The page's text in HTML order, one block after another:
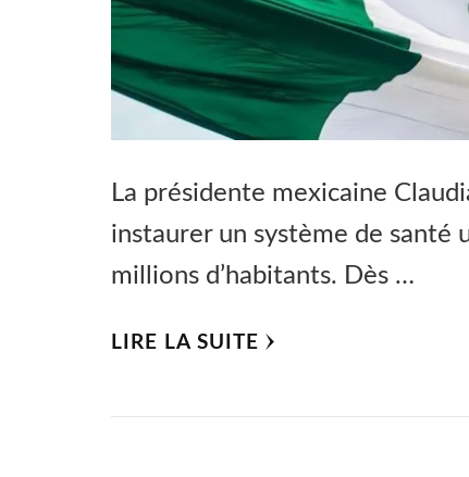
La présidente mexicaine
instaurer un système de santé
millions d’habitants. Dès …
LIRE LA SUITE